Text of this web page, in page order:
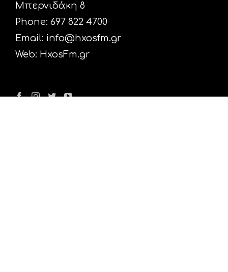
Μπερνιδάκη 8
Phone: 697 822 4700
Email: info@hxosfm.gr
Web: HxosFm.gr